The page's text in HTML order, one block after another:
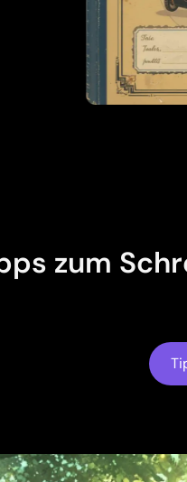
zum